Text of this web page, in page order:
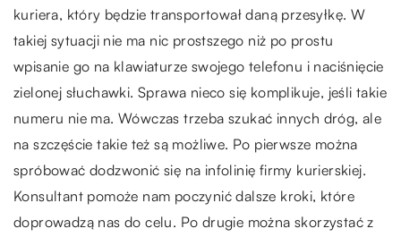
kuriera, który będzie transportował daną przesyłkę. W
takiej sytuacji nie ma nic prostszego niż po prostu
wpisanie go na klawiaturze swojego telefonu i naciśnięcie
zielonej słuchawki. Sprawa nieco się komplikuje, jeśli takie
numeru nie ma. Wówczas trzeba szukać innych dróg, ale
na szczęście takie też są możliwe. Po pierwsze można
spróbować dodzwonić się na infolinię firmy kurierskiej.
Konsultant pomoże nam poczynić dalsze kroki, które
doprowadzą nas do celu. Po drugie można skorzystać z